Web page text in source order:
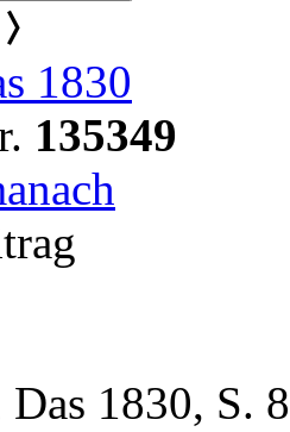
1830
135349
1830, S.